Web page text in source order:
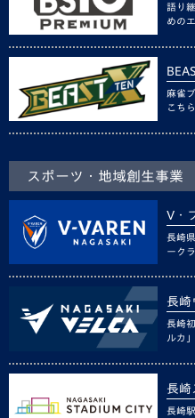
語り
めの
麻雀
こち
スポーツ・地域創生事業
V・
長崎
ーク
長崎
長崎
ルカ」
長崎
長崎